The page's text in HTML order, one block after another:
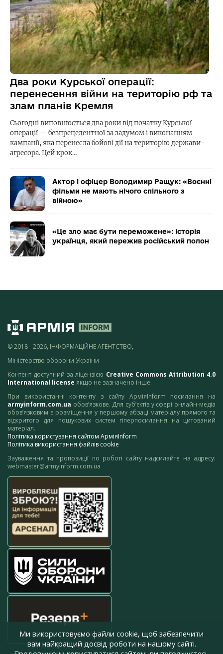
Два роки Курської операції:
перенесення війни на територію рф та
злам планів Кремля
Сьогодні виповнюється два роки від початку Курської
операції — безпрецедентної за задумом і виконанням
кампанії, яка перенесла бойові дії на територію держави-
агресора. Цей крок…
Актор і офіцер Володимир Ращук: «Воєнні
фільми не мають нічого спільного з
війною»
«Це зло має бути переможене»: історія
українця, який пережив російський полон
© 2018 - 2026, ІНФОРМАЦІЙНЕ АГЕНТСТВО,
Міністерство оборони України
Контент доступний за ліцензією Creative Commons Attribution 4.0
International license якщо не зазначено інше.
При використанні контенту з сайту АрміяInform посилання на
armyinform.com.ua обов’язкове. Для суб’єктів у сфері онлайн-медіа
обов’язковим є розміщення у першому абзаці матеріалу прямого та
відкритого для пошукових систем гіперпосилання на цитований
матеріал.
Політика користування сайтом АрміяInform
Політика використання файлів cookie
Зауваження та пропозиції по роботі сайту надсилайте на адресу:
webmaster@armyinform.com.ua
Ми використовуємо файли cookie, щоб забезпечити
вам найкращий досвід роботи на нашому сайті.